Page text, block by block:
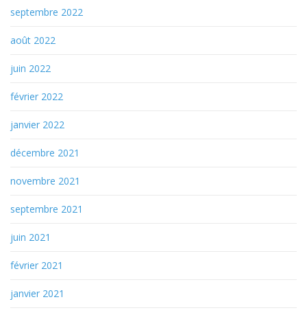
septembre 2022
août 2022
juin 2022
février 2022
janvier 2022
décembre 2021
novembre 2021
septembre 2021
juin 2021
février 2021
janvier 2021